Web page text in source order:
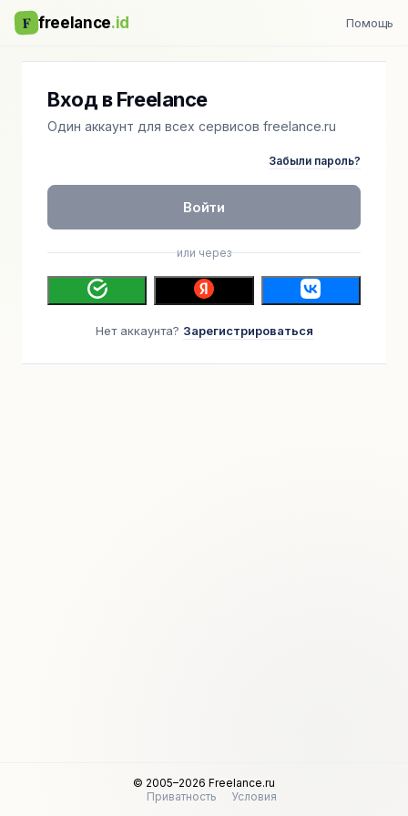
F freelance.id Помощь
Вход в Freelance
Один аккаунт для всех сервисов freelance.ru
Забыли пароль?
Войти
или через
Нет аккаунта? Зарегистрироваться
© 2005–2026 Freelance.ru
Приватность
Условия